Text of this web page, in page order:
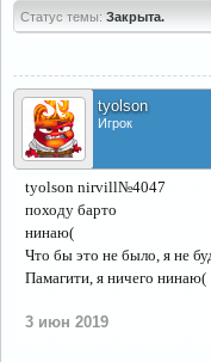
Статус темы: Закрыта.
tyolson
Игрок
tyolson nirvill№4047
походу барто
нинаю(
Что бы это не было, я не
Памагити, я ничего нинаю(
3 июн 2019